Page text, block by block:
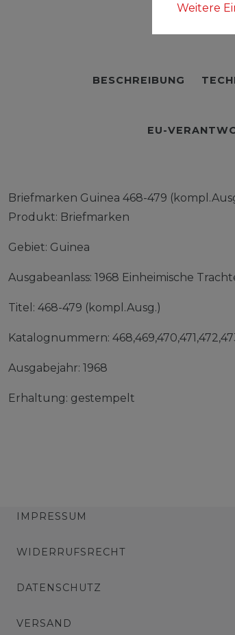
BESCHREIBUNG
EU-
Briefmarken Guinea 468-479
Produkt: Briefmarken
Gebiet: Guinea
Ausgabeanlass: 1968 Einheimische
Titel: 468-479 (kompl.Ausg.)
Katalognummern:
Ausgabejahr: 1968
Erhaltung: gestempelt
IMPRESSUM
WIDERRUFSRECHT
DATENSCHUTZ
VERSAND
Weitere